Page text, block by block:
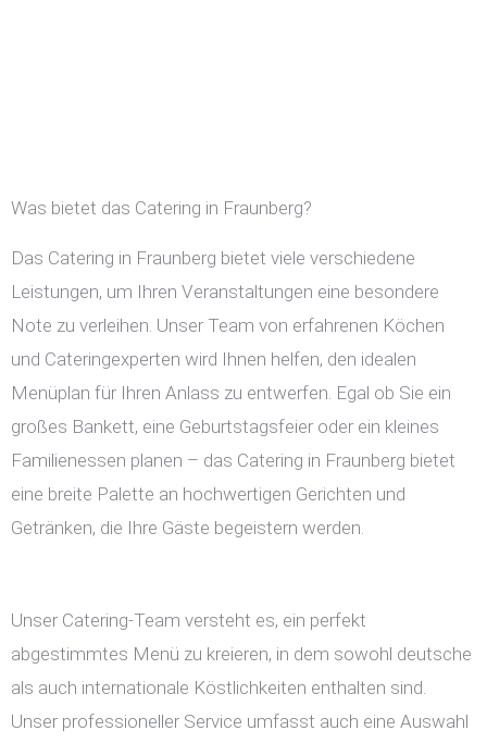
Was bietet das Catering in Fraunberg?
Das Catering in Fraunberg bietet viele verschiedene
Leistungen, um Ihren Veranstaltungen eine besondere
Note zu verleihen. Unser Team von erfahrenen Köchen
und Cateringexperten wird Ihnen helfen, den idealen
Menüplan für Ihren Anlass zu entwerfen. Egal ob Sie ein
großes Bankett, eine Geburtstagsfeier oder ein kleines
Familienessen planen – das Catering in Fraunberg bietet
eine breite Palette an hochwertigen Gerichten und
Getränken, die Ihre Gäste begeistern werden.
Unser Catering-Team versteht es, ein perfekt
abgestimmtes Menü zu kreieren, in dem sowohl deutsche
als auch internationale Köstlichkeiten enthalten sind.
Unser professioneller Service umfasst auch eine Auswahl